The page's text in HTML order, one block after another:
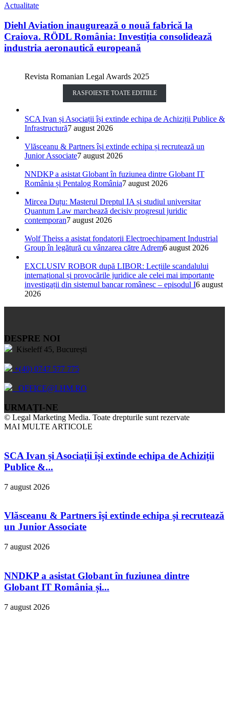
Actualitate
Diehl Aviation inaugurează o nouă fabrică la
Craiova. RÖDL România: Investiția consolidează
industria aeronautică europeană
Revista Romanian Legal Awards 2025
RASFOIESTE TOATE EDITIILE
SCA Ivan și Asociații își extinde echipa de Achiziții Publice &
Infrastructură7 august 2026
Vlăsceanu & Partners își extinde echipa și recrutează un
Junior Associate7 august 2026
NNDKP a asistat Globant în fuziunea dintre Globant IT
România și Pentalog România7 august 2026
Mircea Duțu: Masterul Dreptul IA și studiul universitar
Quantum Law marchează decisiv progresul juridic
contemporan7 august 2026
Wolf Theiss a asistat fondatorii Electroechipament Industrial
Group în legătură cu vânzarea către Adrem6 august 2026
EXCLUSIV ROBOR după LIBOR: Lecțiile scandalului
internațional și provocările juridice ale celei mai importante
investigații din sistemul bancar românesc – episodul I6 august
2026
DESPRE NOI
Kiseleff 45, București
+(40) 0747 577 775
OFFICE@LHM.RO
URMAȚI-NE
© Legal Marketing Media. Toate drepturile sunt rezervate
MAI MULTE ARTICOLE
SCA Ivan și Asociații își extinde echipa de Achiziții
Publice &...
7 august 2026
Vlăsceanu & Partners își extinde echipa și recrutează
un Junior Associate
7 august 2026
NNDKP a asistat Globant în fuziunea dintre
Globant IT România și...
7 august 2026